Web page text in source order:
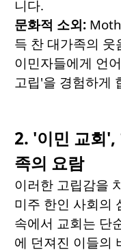
니다.
문화적 소외:
득 찬 대가족의
이민자들에게 언
고립'을 경험하게
2. '이민 교회',
족의 요람
이러한 고립감을
미주 한인 사회의
속에서 교회는 단
에 던져진 이들의